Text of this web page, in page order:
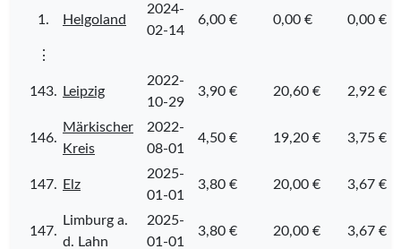
1. Helgoland
2024-
02-14
6,00 € 0,00 € 0,00 €
⋮
143. Leipzig
2022-
10-29
3,90 € 20,60 € 2,92 €
146.
Märkischer
Kreis
2022-
08-01
4,50 € 19,20 € 3,75 €
147. Elz
2025-
01-01
3,80 € 20,00 € 3,67 €
147.
Limburg a.
d. Lahn
2025-
01-01
3,80 € 20,00 € 3,67 €